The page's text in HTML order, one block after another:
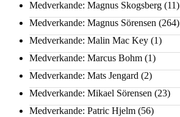
Medverkande: Magnus Skogsberg (11)
Medverkande: Magnus Sörensen (264)
Medverkande: Malin Mac Key (1)
Medverkande: Marcus Bohm (1)
Medverkande: Mats Jengard (2)
Medverkande: Mikael Sörensen (23)
Medverkande: Patric Hjelm (56)